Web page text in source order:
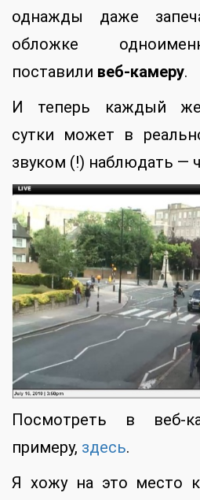
однажды даже
обложке
поставили веб-камеру.
И теперь каждый
сутки может в
звуком (!) наблюдать —
Посмотреть в веб-
примеру, здесь.
Я хожу на это место